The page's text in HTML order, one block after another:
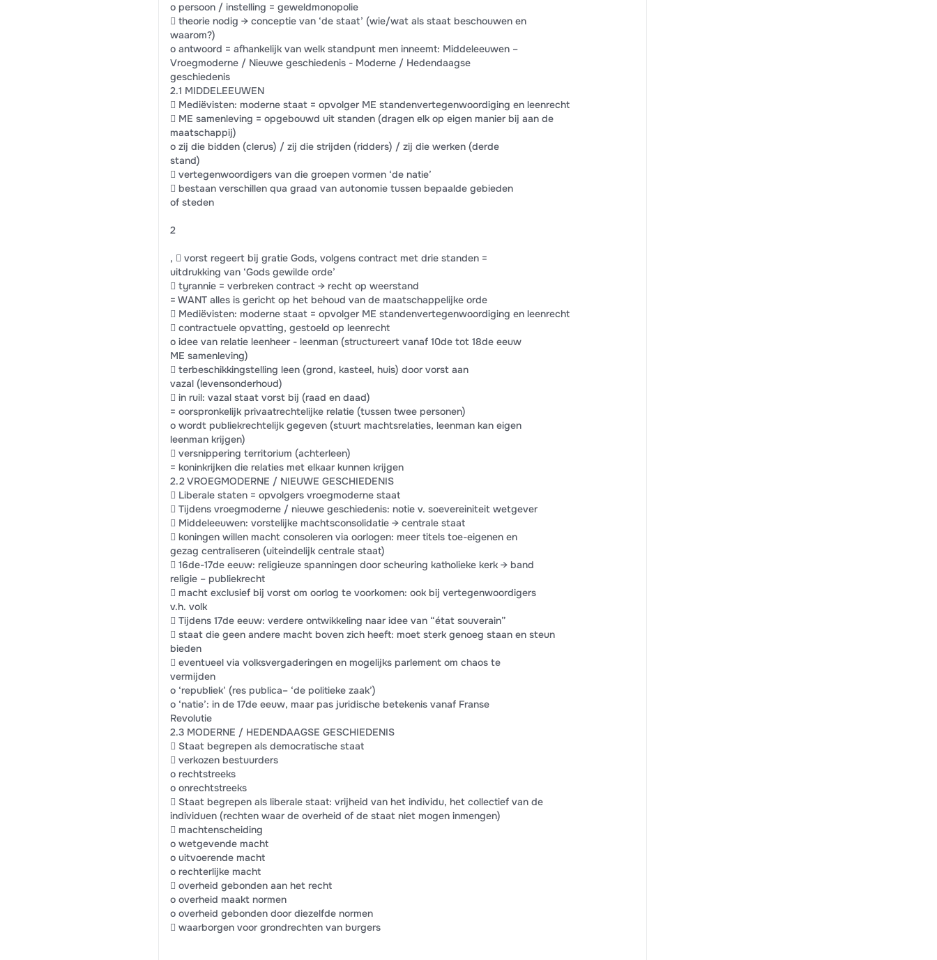
o persoon / instelling = geweldmonopolie
 theorie nodig → conceptie van ‘de staat’ (wie/wat als staat beschouwen en
waarom?)
o antwoord = afhankelijk van welk standpunt men inneemt: Middeleeuwen –
Vroegmoderne / Nieuwe geschiedenis - Moderne / Hedendaagse
geschiedenis
2.1 MIDDELEEUWEN
 Mediëvisten: moderne staat = opvolger ME standenvertegenwoordiging en leenrecht
 ME samenleving = opgebouwd uit standen (dragen elk op eigen manier bij aan de
maatschappij)
o zij die bidden (clerus) / zij die strijden (ridders) / zij die werken (derde
stand)
 vertegenwoordigers van die groepen vormen ‘de natie’
 bestaan verschillen qua graad van autonomie tussen bepaalde gebieden
of steden
2
,  vorst regeert bij gratie Gods, volgens contract met drie standen =
uitdrukking van ‘Gods gewilde orde’
 tyrannie = verbreken contract → recht op weerstand
= WANT alles is gericht op het behoud van de maatschappelijke orde
 Mediëvisten: moderne staat = opvolger ME standenvertegenwoordiging en leenrecht
 contractuele opvatting, gestoeld op leenrecht
o idee van relatie leenheer - leenman (structureert vanaf 10de tot 18de eeuw
ME samenleving)
 terbeschikkingstelling leen (grond, kasteel, huis) door vorst aan
vazal (levensonderhoud)
 in ruil: vazal staat vorst bij (raad en daad)
= oorspronkelijk privaatrechtelijke relatie (tussen twee personen)
o wordt publiekrechtelijk gegeven (stuurt machtsrelaties, leenman kan eigen
leenman krijgen)
 versnippering territorium (achterleen)
= koninkrijken die relaties met elkaar kunnen krijgen
2.2 VROEGMODERNE / NIEUWE GESCHIEDENIS
 Liberale staten = opvolgers vroegmoderne staat
 Tijdens vroegmoderne / nieuwe geschiedenis: notie v. soevereiniteit wetgever
 Middeleeuwen: vorstelijke machtsconsolidatie → centrale staat
 koningen willen macht consoleren via oorlogen: meer titels toe-eigenen en
gezag centraliseren (uiteindelijk centrale staat)
 16de-17de eeuw: religieuze spanningen door scheuring katholieke kerk → band
religie – publiekrecht
 macht exclusief bij vorst om oorlog te voorkomen: ook bij vertegenwoordigers
v.h. volk
 Tijdens 17de eeuw: verdere ontwikkeling naar idee van “état souverain”
 staat die geen andere macht boven zich heeft: moet sterk genoeg staan en steun
bieden
 eventueel via volksvergaderingen en mogelijks parlement om chaos te
vermijden
o ‘republiek’ (res publica– ‘de politieke zaak’)
o ‘natie’: in de 17de eeuw, maar pas juridische betekenis vanaf Franse
Revolutie
2.3 MODERNE / HEDENDAAGSE GESCHIEDENIS
 Staat begrepen als democratische staat
 verkozen bestuurders
o rechtstreeks
o onrechtstreeks
 Staat begrepen als liberale staat: vrijheid van het individu, het collectief van de
individuen (rechten waar de overheid of de staat niet mogen inmengen)
 machtenscheiding
o wetgevende macht
o uitvoerende macht
o rechterlijke macht
 overheid gebonden aan het recht
o overheid maakt normen
o overheid gebonden door diezelfde normen
 waarborgen voor grondrechten van burgers